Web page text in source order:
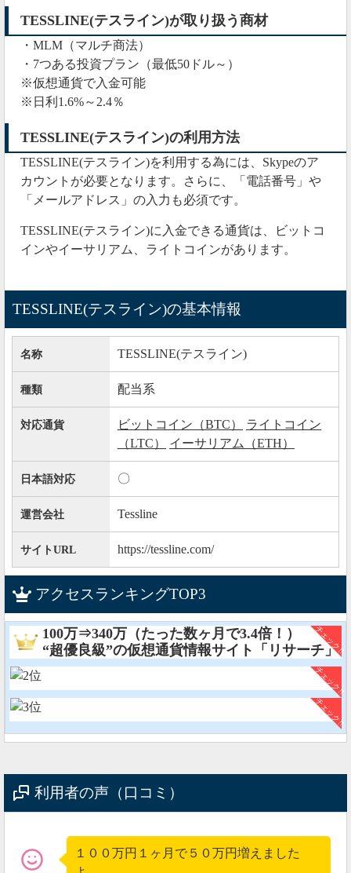
ころ、アクセスできない状況になっていました。
先週からTESSLINE(テスライン)に投資していた仮想通
貨が出金できない状況が続いていましたが、遂に飛ん
現在、テスラインにアクセスできない状況が継続中
2019年6月3日から現在まで、Tessline(テスライン)にア
どうしたテスライン？
— のんぱぱ (@9f3r20ixX7rT1aD)June 3, 2019
その原因は、イタリア証券取引委員会にTessline(テスラ
イン)が行政指導されたからのようです。
私自身もイタリア証券取引委員会（CONSOB）
のホームページ（
https://t.co/JjeJYL3gYB
従って「明日から再開する」という噂ツイート
は嘘です。https://t.co/41R5Fxsl7i
TESSLINE(テスライン)が取り扱う商材
・MLM（マルチ商法）
・7つある投資プラン（最低50ドル～）
※仮想通貨で入金可能
※日利1.6%～2.4％
TESSLINE(テスライン)の利用方法
TESSLINE(テスライン)を利用する為には、Skypeのア
カウントが必要となります。さらに、「電話番号」や
「メールアドレス」の入力も必須です。
TESSLINE(テスライン)に入金できる通貨は、ビットコ
インやイーサリアム、ライトコインがあります。
TESSLINE(テスライン)の基本情報
名称 TESSLINE(テスライン)
種類 配当系
対応通貨 ビットコイン（BTC）
ライトコイン
（LTC）
イーサリアム（ETH）
日本語対応 〇
運営会社 Tessline
サイトURL https://tessline.com/
アクセスランキングTOP3
100万⇒340万（たった数ヶ月で3.4倍！）
“超優良級”の仮想通貨情報サイト「リサーチ」
利用者の声（口コミ）
１００万円１ヶ月で５０万円増えました